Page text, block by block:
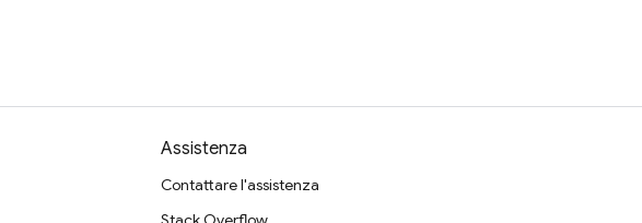
Assistenza
Contattare l'assistenza